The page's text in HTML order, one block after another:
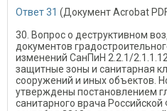
Ответ 31 (Документ Acrobat
30. Вопрос о деструктивном
документов
изменений СанПиН 2.2.1/
защитные зоны и санитарная
сооружений и иных объектов.
утверждены постановлением
санитарного врача